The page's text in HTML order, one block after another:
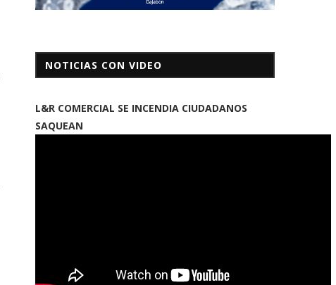
NOTICIAS CON VIDEO
L&R COMERCIAL SE INCENDIA CIUDADANOS
SAQUEAN